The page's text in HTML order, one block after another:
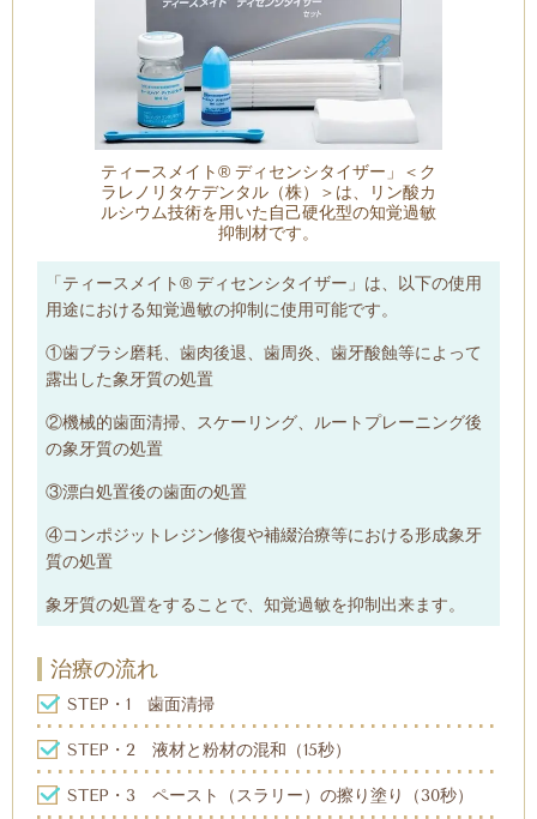
ティースメイト® ディセンシタイザー」＜ク
ラレノリタケデンタル（株）＞は、リン酸カ
ルシウム技術を用いた自己硬化型の知覚過敏
抑制材です。
「ティースメイト® ディセンシタイザー」は、以下の使用
用途における知覚過敏の抑制に使用可能です。
①歯ブラシ磨耗、歯肉後退、歯周炎、歯牙酸蝕等によって
露出した象牙質の処置
②機械的歯面清掃、スケーリング、ルートプレーニング後
の象牙質の処置
③漂白処置後の歯面の処置
④コンポジットレジン修復や補綴治療等における形成象牙
質の処置
象牙質の処置をすることで、知覚過敏を抑制出来ます。
治療の流れ
STEP・1 歯面清掃
STEP・2 液材と粉材の混和（15秒）
STEP・3 ペースト（スラリー）の擦り塗り（30秒）